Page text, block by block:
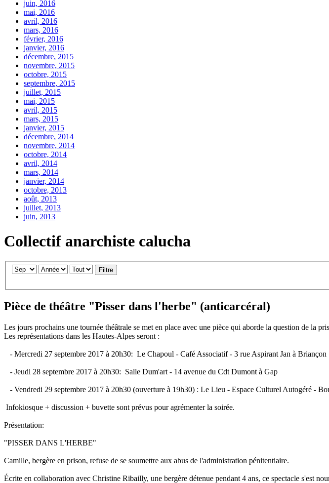
juin, 2016
mai, 2016
avril, 2016
mars, 2016
février, 2016
janvier, 2016
décembre, 2015
novembre, 2015
octobre, 2015
septembre, 2015
juillet, 2015
mai, 2015
avril, 2015
mars, 2015
janvier, 2015
décembre, 2014
novembre, 2014
octobre, 2014
avril, 2014
mars, 2014
janvier, 2014
octobre, 2013
août, 2013
juillet, 2013
juin, 2013
Collectif anarchiste calucha
Filtre
Pièce de théâtre "Pisser dans l'herbe" (anticarcéral)
Les jours prochains une tournée théâtrale se met en place avec une pièce qui aborde la question de la
Les représentations dans les Hautes-Alpes seront :
- Mercredi 27 septembre 2017 à 20h30: Le Chapoul - Café Associatif - 3 rue Aspirant Jan à Briançon
- Jeudi 28 septembre 2017 à 20h30: Salle Dum'art - 14 avenue du Cdt Dumont à Gap
- Vendredi 29 septembre 2017 à 20h30 (ouverture à 19h30) : Le Lieu - Espace Culturel Autogéré -
Infokiosque + discussion + buvette sont prévus pour agrémenter la soirée.
Présentation:
"PISSER DANS L'HERBE"
Camille, bergère en prison, refuse de se soumettre aux abus de l'administration pénitentiaire.
Écrite en collaboration avec Christine Ribailly, une bergère détenue pendant 4 ans, ce spectacle s'est